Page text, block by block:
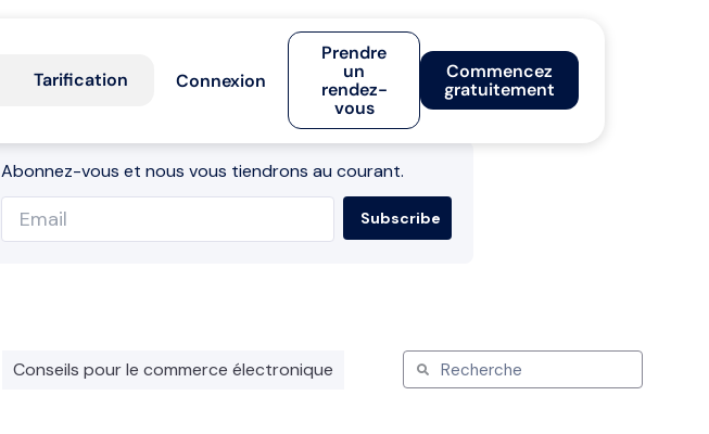
Tarification Connexion
Prendre
un
rendez-
vous
Commencez
gratuitement
Abonnez-vous et nous vous tiendrons au courant.
Conseils pour le commerce électronique